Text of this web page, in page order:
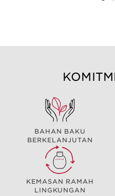
BAHAN BAKU
BERKELANJUTAN
KEMASAN RAMAH
LINGKUNGAN